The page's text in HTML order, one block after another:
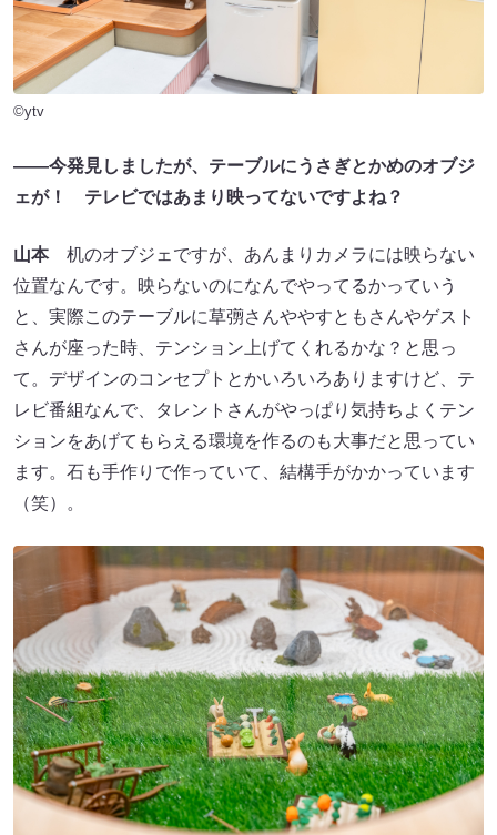
©ytv
――今発見しましたが、テーブルにうさぎとかめのオブジ
ェが！ テレビではあまり映ってないですよね？
山本机のオブジェですが、あんまりカメラには映らない
位置なんです。映らないのになんでやってるかっていう
と、実際このテーブルに草彅さんややすともさんやゲスト
さんが座った時、テンション上げてくれるかな？と思っ
て。デザインのコンセプトとかいろいろありますけど、テ
レビ番組なんで、タレントさんがやっぱり気持ちよくテン
ションをあげてもらえる環境を作るのも大事だと思ってい
ます。石も手作りで作っていて、結構手がかかっています
（笑）。